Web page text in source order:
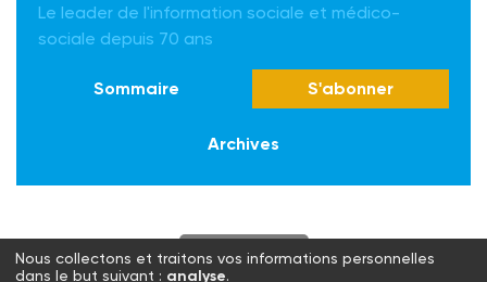
Le leader de l'information sociale et médico-
sociale depuis 70 ans
Sommaire S'abonner
Archives
S'abonner
Nous collectons et traitons vos informations personnelles
dans le but suivant : analyse.